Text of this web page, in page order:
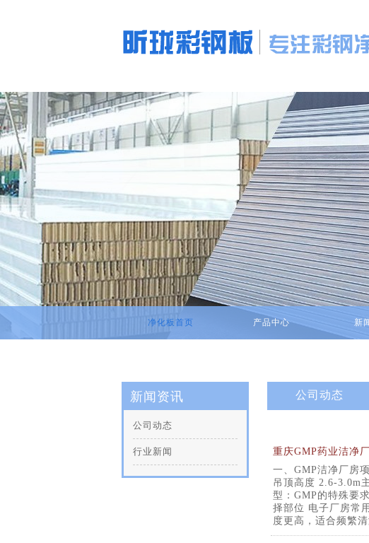
净化板首页 产品中心 新
新闻资讯
公司动态
行业新闻
公司动态
重庆GMP药业洁净
一、GMP洁净厂房
吊顶高度 2.6-3.0m
型：GMP的特殊要
择部位 电子厂房常
度更高，适合频繁